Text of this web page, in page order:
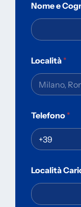
Nome e
Località *
Telefono *
Località